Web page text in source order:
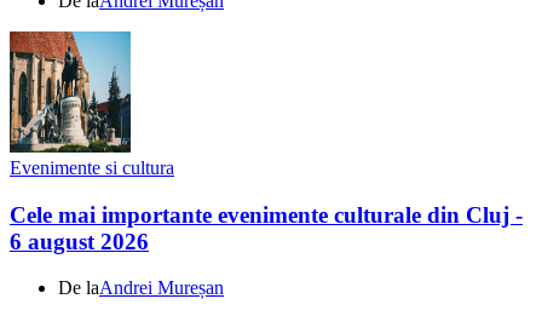
Evenimente si cultura
Cele mai importante evenimente culturale din Cluj -
6 august 2026
De laAndrei Mureșan